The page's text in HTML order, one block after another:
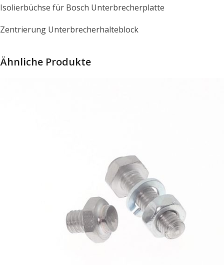
Isolierbüchse für Bosch Unterbrecherplatte
Zentrierung Unterbrecherhalteblock
Ähnliche Produkte